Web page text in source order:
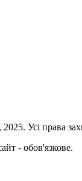
Усі права
- обов'язкове.